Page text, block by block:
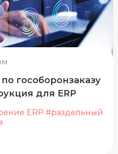
гособоронзаказу
для ERP
ERP #раздельный